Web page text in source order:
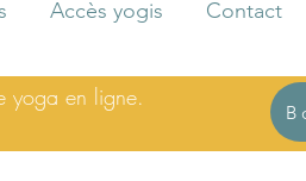
Accès yogis Contact
yoga en ligne.